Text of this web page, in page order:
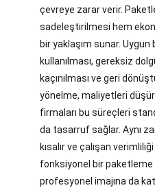
çevreye zarar verir.
sadeleştirilmesi hem
bir yaklaşım sunar. Uygun
kullanılması, gereksiz
kaçınılması ve geri
yönelme, maliyetleri
firmaları bu süreçleri
da tasarruf sağlar. Aynı
kısalır ve çalışan
fonksiyonel bir
profesyonel imajına da